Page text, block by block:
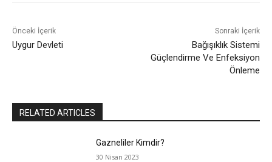
Önceki İçerik
Uygur Devleti
Sonraki İçerik
Bağışıklık Sistemi
Güçlendirme Ve Enfeksiyon
Önleme
RELATED ARTICLES
Gazneliler Kimdir?
30 Nisan 2023